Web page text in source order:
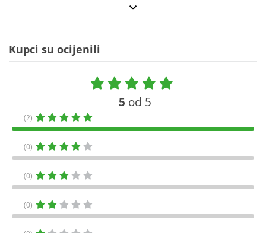
Kupci su ocijenili
5 od 5
(2)
(0)
(0)
(0)